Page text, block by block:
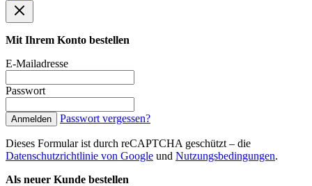
Mit Ihrem Konto bestellen
E-Mailadresse
Passwort
Anmelden Passwort vergessen?
Dieses Formular ist durch reCAPTCHA geschützt – die
Datenschutzrichtlinie von Google und Nutzungsbedingungen.
Als neuer Kunde bestellen